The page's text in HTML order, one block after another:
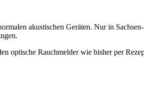
akustischen Geräten. Nur in
optische Rauchmelder wie bisher per